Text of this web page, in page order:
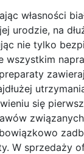
własności
urodzie, na
nie tylko
wszystkim
się
W sprzedaży